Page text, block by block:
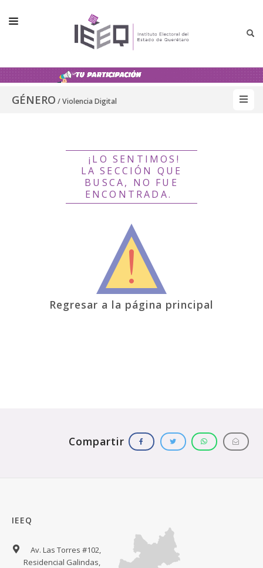
INSTITUTO
CONSEJO GENERAL
TRANSPARENCIA
GÉNERO / Violencia Digital
¡LO SENTIMOS!
LA SECCIÓN QUE
BUSCA, NO FUE
ENCONTRADA.
Regresar a la página principal
IEEQ
Av. Las Torres #102,
Residencial Galindas,